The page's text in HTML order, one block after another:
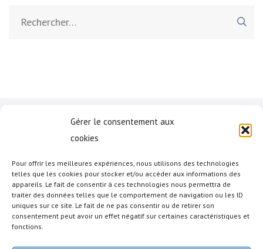
Gérer le consentement aux
cookies
Pour offrir les meilleures expériences, nous utilisons des technologies
telles que les cookies pour stocker et/ou accéder aux informations des
appareils. Le fait de consentir à ces technologies nous permettra de
traiter des données telles que le comportement de navigation ou les ID
uniques sur ce site. Le fait de ne pas consentir ou de retirer son
consentement peut avoir un effet négatif sur certaines caractéristiques et
fonctions.
Mentions légales
Mentions légales
Réseau social